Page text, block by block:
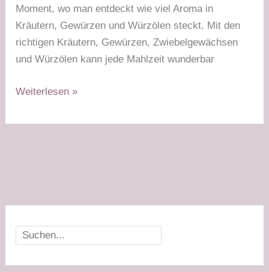
Moment, wo man entdeckt wie viel Aroma in
Kräutern, Gewürzen und Würzölen steckt. Mit den
richtigen Kräutern, Gewürzen, Zwiebelgewächsen
und Würzölen kann jede Mahlzeit wunderbar
Würzalternativen
so
Salz
Weiterlesen »
Suchen